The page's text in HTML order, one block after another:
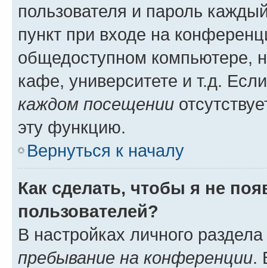
пользователя и пароль
пункт при входе на
общедоступном компьютере,
кафе, университете и т.д.
каждом посещении
эту функцию.
Вернуться к началу
Как сделать, чтобы я не
пользователей?
В настройках личного
пребывание на конференции.